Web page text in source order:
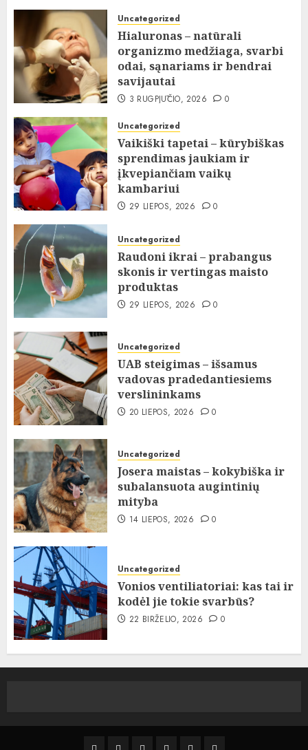
Uncategorized
Hialuronas – natūrali
organizmo medžiaga, svarbi
odai, sąnariams ir bendrai
savijautai
3 RUGPJŪČIO, 2026 0
Uncategorized
Vaikiški tapetai – kūrybiškas
sprendimas jaukiam ir
įkvepiančiam vaikų
kambariui
29 LIEPOS, 2026 0
Uncategorized
Raudoni ikrai – prabangus
skonis ir vertingas maisto
produktas
29 LIEPOS, 2026 0
Uncategorized
UAB steigimas – išsamus
vadovas pradedantiesiems
verslininkams
20 LIEPOS, 2026 0
Uncategorized
Josera maistas – kokybiška ir
subalansuota augintinių
mityba
14 LIEPOS, 2026 0
Uncategorized
Vonios ventiliatoriai: kas tai ir
kodėl jie tokie svarbūs?
22 BIRŽELIO, 2026 0
KelionėsKiemasKelionėsTransportas
GrožisVerslas